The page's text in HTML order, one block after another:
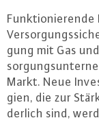
Funk­tio­nie­ren­de
gung mit Gas
Markt. Neue
gi­en, die zur
der­lich sind,